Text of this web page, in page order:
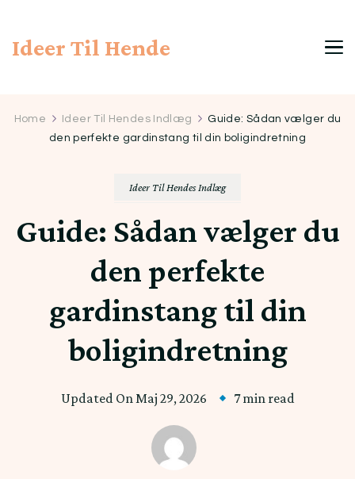
Ideer Til Hende
Home Ideer Til Hendes Indlæg
Guide: Sådan vælger du
den perfekte gardinstang til din boligindretning
Ideer Til Hendes Indlæg
Guide: Sådan vælger du
den perfekte
gardinstang til din
boligindretning
Updated OnMaj 29, 2026 7 min read